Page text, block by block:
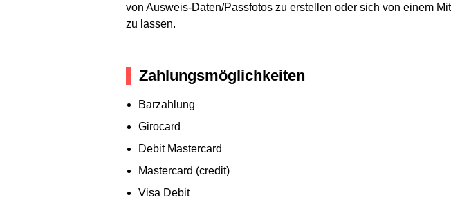
von Ausweis-Daten/Passfotos zu erstellen oder sich von einem
zu lassen.
Zahlungsmöglichkeiten
Barzahlung
Girocard
Debit Mastercard
Mastercard (credit)
Visa Debit